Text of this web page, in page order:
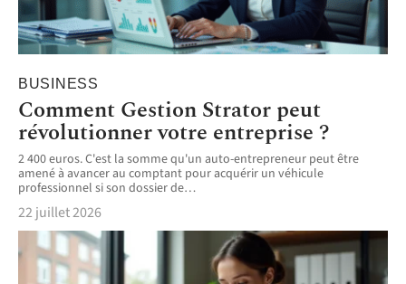
BUSINESS
Comment Gestion Strator peut
révolutionner votre entreprise ?
2 400 euros. C'est la somme qu'un auto-entrepreneur peut être
amené à avancer au comptant pour acquérir un véhicule
professionnel si son dossier de…
22 juillet 2026